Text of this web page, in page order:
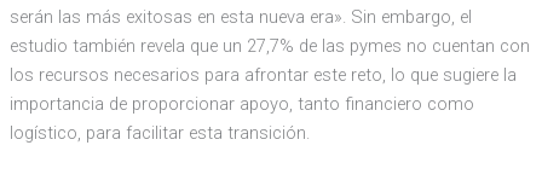
serán las más exitosas en esta nueva era». Sin embargo, el
estudio también revela que un 27,7% de las pymes no cuentan con
los recursos necesarios para afrontar este reto, lo que sugiere la
importancia de proporcionar apoyo, tanto financiero como
logístico, para facilitar esta transición.